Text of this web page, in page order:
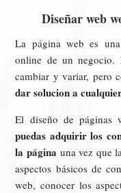
Diseñar web
La página web es
online de un negocio.
cambiar y variar, pero c
dar solucion a
El diseño de páginas
puedas adquirir los
la página una vez que
aspectos básicos de
web, conocer los